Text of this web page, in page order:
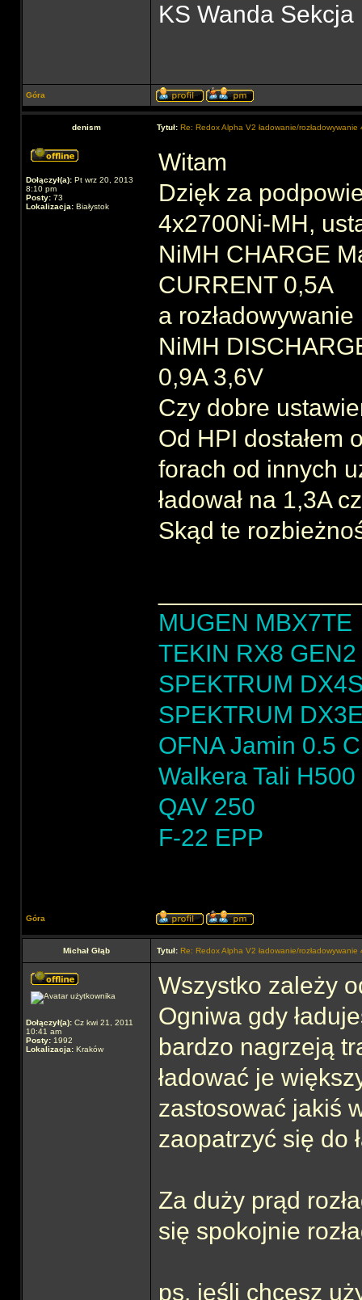
KS Wanda
Góra
denism Tytuł: Re: Redox Alpha V2 ładowanie/rozładowywanie
Dołączył(a): Pt wrz 20, 2013
8:10 pm
Posty: 73
Lokalizacja: Białystok
Witam
Dzięk za
4x2700Ni-MH,
NiMH CHARGE
CURRENT 0,5A
a rozładowywanie
NiMH
0,9A 3,6V
Czy dobre
Od HPI dostałem
forach od innych
ładował na 1,3A
Skąd te
MUGEN MBX7TE
TEKIN RX8
SPEKTRUM
SPEKTRUM
OFNA Jamin 0.5
Walkera Tali H500
QAV 250
F-22 EPP
Góra
Michał Głąb Tytuł: Re: Redox Alpha V2 ładowanie/rozładowywanie
Dołączył(a): Cz kwi 21, 2011
10:41 am
Posty: 1992
Lokalizacja: Kraków
Wszystko zależy
Ogniwa gdy
bardzo nagrzeją
ładować je
zastosować jakiś
zaopatrzyć się do
Za duży prąd
się spokojnie
ps. jeśli chcesz